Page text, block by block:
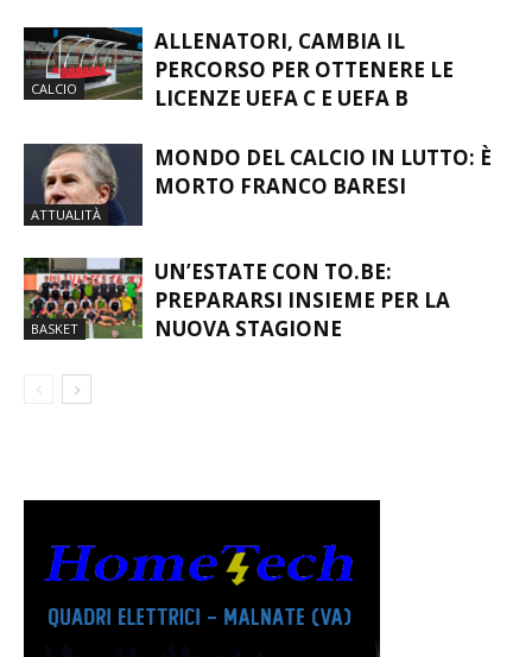
CALCIO
ALLENATORI, CAMBIA IL
PERCORSO PER OTTENERE LE
LICENZE UEFA C E UEFA B
ATTUALITÀ
MONDO DEL CALCIO IN LUTTO: È
MORTO FRANCO BARESI
BASKET
UN’ESTATE CON TO.BE:
PREPARARSI INSIEME PER LA
NUOVA STAGIONE